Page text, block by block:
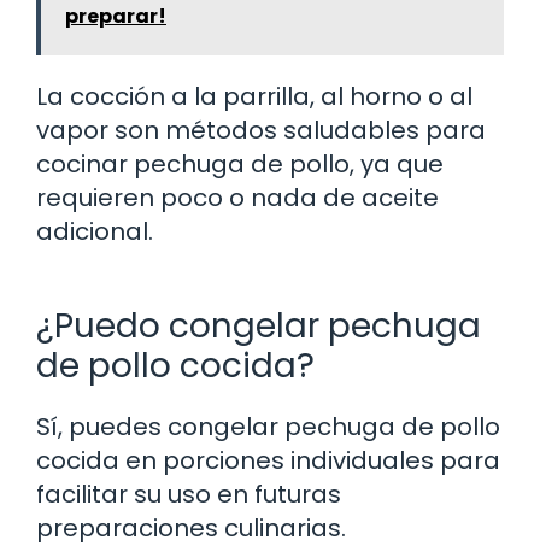
preparar!
La cocción a la parrilla, al horno o al
vapor son métodos saludables para
cocinar pechuga de pollo, ya que
requieren poco o nada de aceite
adicional.
¿Puedo congelar pechuga
de pollo cocida?
Sí, puedes congelar pechuga de pollo
cocida en porciones individuales para
facilitar su uso en futuras
preparaciones culinarias.